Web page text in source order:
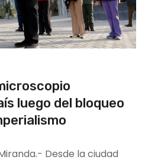
luego del bloqueo
Desde la ciudad